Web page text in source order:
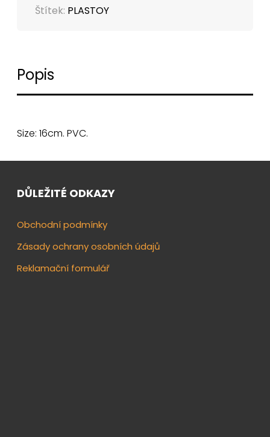
Štítek: PLASTOY
Popis
Size: 16cm. PVC.
DŮLEŽITÉ ODKAZY
Obchodní podmínky
Zásady ochrany osobních údajů
Reklamační formulář